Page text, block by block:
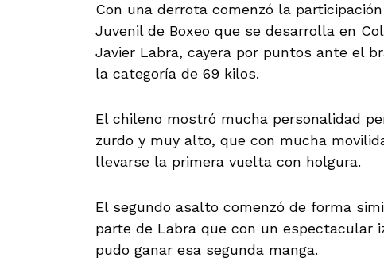
Con una derrota comenzó la
Juvenil de Boxeo que se desarrolla en
Javier Labra, cayera por puntos ante el
la categoría de 69 kilos.
El chileno mostró mucha personalidad
zurdo y muy alto, que con mucha
llevarse la primera vuelta con holgura.
El segundo asalto comenzó de forma
parte de Labra que con un espectacular
pudo ganar esa segunda manga.